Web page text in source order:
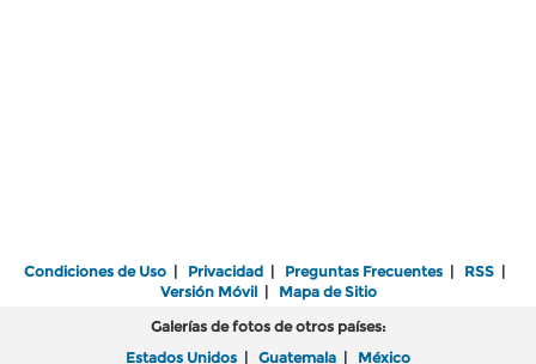
Condiciones de Uso | Privacidad | Preguntas Frecuentes | RSS |
Versión Móvil| Mapa de Sitio
Galerías de fotos de otros países:
Estados Unidos | Guatemala | México